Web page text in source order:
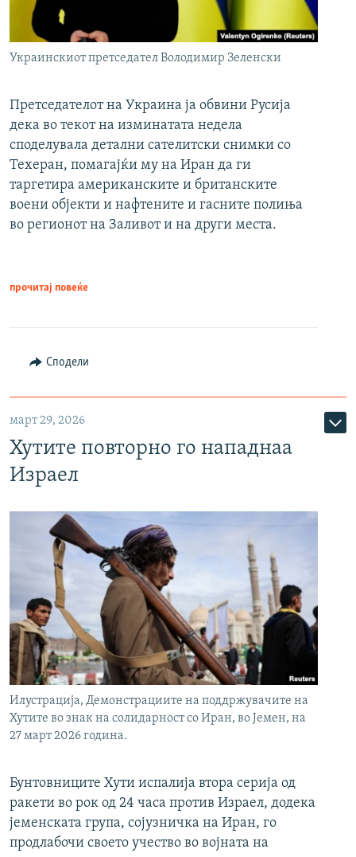
Украинскиот претседател Володимир Зеленски
Претседателот на Украина ја обвини Русија
дека во текот на изминатата недела
споделувала детални сателитски снимки со
Техеран, помагајќи му на Иран да ги
таргетира американските и британските
воени објекти и нафтените и гасните полиња
во регионот на Заливот и на други места.
прочитај повеќе
Сподели
март 29, 2026
Хутите повторно го нападнаа
Израел
Илустрација, Демонстрациите на поддржувачите на
Хутите во знак на солидарност со Иран, во Јемен, на
27 март 2026 година.
Бунтовниците Хути испалија втора серија од
ракети во рок од 24 часа против Израел, додека
јеменската група, сојузничка на Иран, го
продлабочи своето учество во војната на